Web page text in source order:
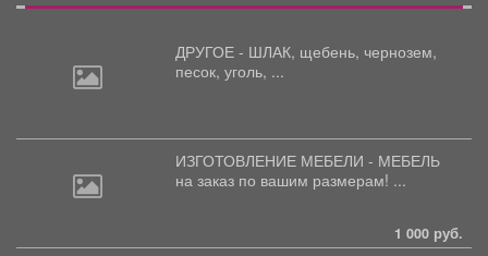
ДРУГОЕ - ШЛАК, щебень, чернозем,
песок, уголь, ...
ИЗГОТОВЛЕНИЕ МЕБЕЛИ - МЕБЕЛЬ
на заказ по вашим размерам! ...
1 000 руб.